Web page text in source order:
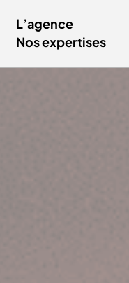
L’agence
Nos expertises